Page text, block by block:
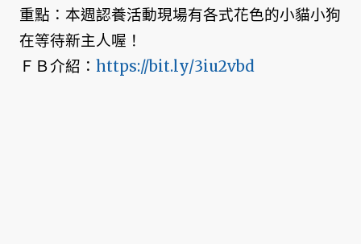
重點：本週認養活動現場有各式花色的小貓小狗
在等待新主人喔！
ＦＢ介紹： https://bit.ly/3iu2vbd